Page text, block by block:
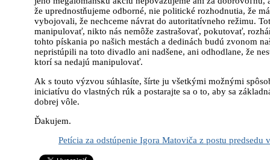
že uprednostňujeme odborné, nie politické rozhodnutia, že
vybojovali, že nechceme návrat do autoritatívneho režimu.
manipulovať, nikto nás nemôže zastrašovať, pokutovať,
tohto pískania po našich mestách a dedinách budú zvonom
nepristúpili na toto divadlo ani nadšene, ani odhodlane, že
ktorí sa nedajú manipulovať.
Ak s touto výzvou súhlasíte, šírte ju všetkými možnými
iniciatívu do vlastných rúk a postarajte sa o to, aby sa
dobrej vôle.
Ďakujem.
Petícia za odstúpenie Igora Matoviča z postu predsedu